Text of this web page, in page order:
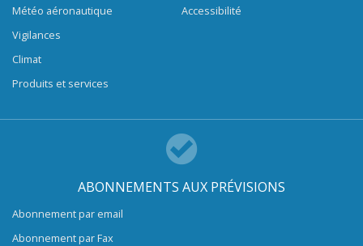
Météo aéronautique
Vigilances
Climat
Produits et services
Accessibilité
ABONNEMENTS AUX PRÉVISIONS
Abonnement par email
Abonnement par Fax